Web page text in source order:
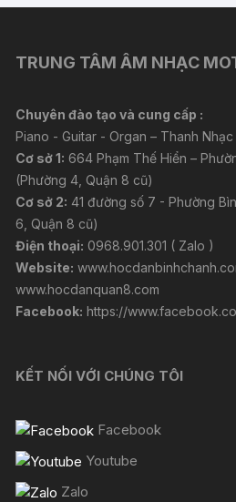
TRUNG TÂM ÂM NHẠC
Chuyên đào tạo và cung cấp :
Piano - Guitar - Organ – Thanh Nhạc
Cơ sở 1: 664 Phạm Thế Hiển –
(Phường 4, Quận 8 cũ)
Cơ sở 2: 41 đường số 7 - Phường
6, Quận 8 cũ)
Điện thoại: 0968.901.301 ( Zalo )
Website:
www.hocdanquan8.com
Facebook: https://
KẾT NỐI VỚI CHÚNG TÔI
Facebook
Youtube
Zalo